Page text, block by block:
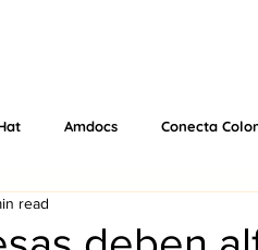
Amdocs Conecta
read